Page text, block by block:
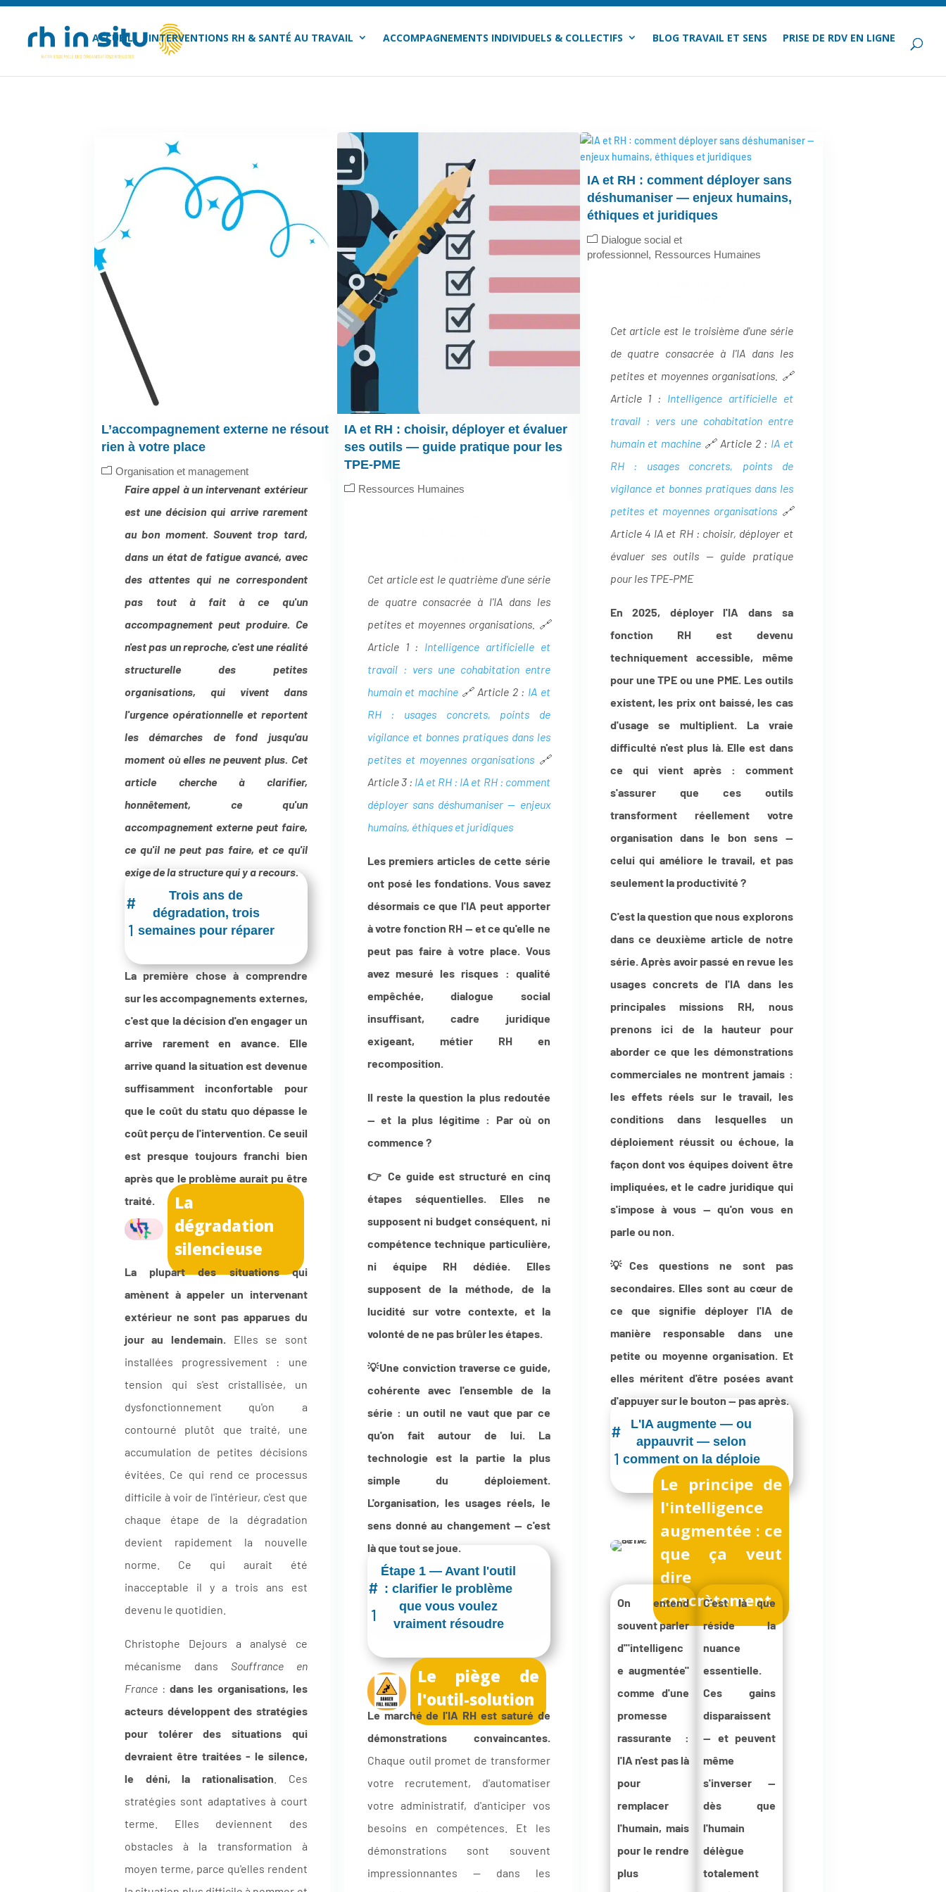
ACCUEIL INTERVENTIONS RH & SANTÉ AU TRAVAIL ACCOMPAGNEMENTS INDIVIDUELS & COLLECTIFS BLOG TRAVAIL ET SENS PRISE DE RDV EN LIGNE
L’accompagnement externe ne résout
rien à votre place
Organisation et management
Faire appel à un intervenant extérieur
est une décision qui arrive rarement
au bon moment. Souvent trop tard,
dans un état de fatigue avancé, avec
des attentes qui ne correspondent
pas tout à fait à ce qu'un
accompagnement peut produire. Ce
n'est pas un reproche, c'est une réalité
structurelle des petites
organisations, qui vivent dans
l'urgence opérationnelle et reportent
les démarches de fond jusqu'au
moment où elles ne peuvent plus. Cet
article cherche à clarifier,
honnêtement, ce qu'un
accompagnement externe peut faire,
ce qu'il ne peut pas faire, et ce qu'il
exige de la structure qui y a recours.
#
1
Trois ans de
dégradation, trois
semaines pour réparer
La première chose à comprendre
sur les accompagnements externes,
c'est que la décision d'en engager un
arrive rarement en avance. Elle
arrive quand la situation est devenue
suffisamment inconfortable pour
que le coût du statu quo dépasse le
coût perçu de l'intervention. Ce seuil
est presque toujours franchi bien
après que le problème aurait pu être
traité.
La
dégradation
silencieuse
La plupart des situations qui
amènent à appeler un intervenant
extérieur ne sont pas apparues du
jour au lendemain. Elles se sont
installées progressivement : une
tension qui s'est cristallisée, un
dysfonctionnement qu'on a
contourné plutôt que traité, une
accumulation de petites décisions
évitées. Ce qui rend ce processus
difficile à voir de l'intérieur, c'est que
chaque étape de la dégradation
devient rapidement la nouvelle
norme. Ce qui aurait été
inacceptable il y a trois ans est
devenu le quotidien.
Christophe Dejours a analysé ce
mécanisme dans Souffrance en
France:dans les organisations, les
acteurs développent des stratégies
pour tolérer des situations qui
devraient être traitées - le silence,
le déni, la rationalisation . Ces
stratégies sont adaptatives à court
terme. Elles deviennent des
obstacles à la transformation à
moyen terme, parce qu'elles rendent
IA et RH : choisir, déployer et évaluer
ses outils — guide pratique pour les
TPE-PME
Ressources Humaines
Cet article est le quatrième d'une série
de quatre consacrée à l'IA dans les
petites et moyennes organisations. 🔗
Article 1 : Intelligence artificielle et
travail : vers une cohabitation entre
humain et machine 🔗 Article 2 : IA et
RH : usages concrets, points de
vigilance et bonnes pratiques dans les
petites et moyennes organisations 🔗
Article 3 : IA et RH : IA et RH : comment
déployer sans déshumaniser — enjeux
humains, éthiques et juridiques
Les premiers articles de cette série
ont posé les fondations. Vous savez
désormais ce que l'IA peut apporter
à votre fonction RH — et ce qu'elle ne
peut pas faire à votre place. Vous
avez mesuré les risques : qualité
empêchée, dialogue social
insuffisant, cadre juridique
exigeant, métier RH en
recomposition.
Il reste la question la plus redoutée
— et la plus légitime : Par où on
commence ?
👉 Ce guide est structuré en cinq
étapes séquentielles. Elles ne
supposent ni budget conséquent, ni
compétence technique particulière,
ni équipe RH dédiée. Elles
supposent de la méthode, de la
lucidité sur votre contexte, et la
volonté de ne pas brûler les étapes.
💡Une conviction traverse ce guide,
cohérente avec l'ensemble de la
série : un outil ne vaut que par ce
qu'on fait autour de lui. La
technologie est la partie la plus
simple du déploiement.
L'organisation, les usages réels, le
sens donné au changement — c'est
là que tout se joue.
#
1
Étape 1 — Avant l'outil
: clarifier le problème
que vous voulez
vraiment résoudre
Le piège de
l'outil-solution
Le marché de l'IA RH est saturé de
démonstrations convaincantes.
Chaque outil promet de transformer
votre recrutement, d'automatiser
votre administratif, d'anticiper vos
besoins en compétences. Et les
démonstrations sont souvent
impressionnantes — dans les
IA et RH : comment déployer sans
déshumaniser — enjeux humains,
éthiques et juridiques
Dialogue social et
professionnel Ressources Humaines
#3
Cet article est le troisième d'une série
de quatre consacrée à l'IA dans les
petites et moyennes organisations. 🔗
Article 1 : Intelligence artificielle et
travail : vers une cohabitation entre
humain et machine🔗 Article 2 : IA et
RH : usages concrets, points de
vigilance et bonnes pratiques dans les
petites et moyennes organisations 🔗
Article 4 IA et RH : choisir, déployer et
évaluer ses outils — guide pratique
pour les TPE-PME
En 2025, déployer l'IA dans sa
fonction RH est devenu
techniquement accessible, même
pour une TPE ou une PME. Les outils
existent, les prix ont baissé, les cas
d'usage se multiplient. La vraie
difficulté n'est plus là. Elle est dans
ce qui vient après : comment
s'assurer que ces outils
transforment réellement votre
organisation dans le bon sens —
celui qui améliore le travail, et pas
seulement la productivité ?
C'est la question que nous explorons
dans ce deuxième article de notre
série. Après avoir passé en revue les
usages concrets de l'IA dans les
principales missions RH, nous
prenons ici de la hauteur pour
aborder ce que les démonstrations
commerciales ne montrent jamais :
les effets réels sur le travail, les
conditions dans lesquelles un
déploiement réussit ou échoue, la
façon dont vos équipes doivent être
impliquées, et le cadre juridique qui
s'impose à vous — qu'on vous en
parle ou non.
💡Ces questions ne sont pas
secondaires. Elles sont au cœur de
ce que signifie déployer l'IA de
manière responsable dans une
petite ou moyenne organisation. Et
elles méritent d'être posées avant
d'appuyer sur le bouton — pas après.
#
1
L'IA augmente — ou
appauvrit — selon
comment on la déploie
Le principe de
l'intelligence
augmentée : ce
que ça veut
dire
concrètement
On entend
souvent parler
d'"intelligenc
e augmentée"
comme d'une
promesse
rassurante :
l'IA n'est pas là
pour
remplacer
l'humain, mais
pour le rendre
plus
C'est là que
réside la
nuance
essentielle.
Ces gains
disparaissent
— et peuvent
même
s'inverser —
dès que
l'humain
délègue
totalement